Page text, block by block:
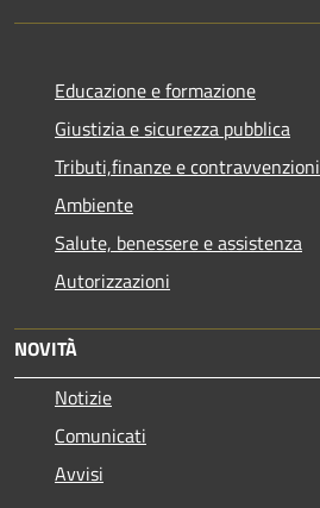
Educazione e formazione
Giustizia e sicurezza pubblica
Tributi,finanze e contravvenzioni
Ambiente
Salute, benessere e assistenza
Autorizzazioni
NOVITÀ
Notizie
Comunicati
Avvisi